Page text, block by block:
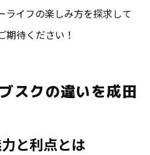
ライフの楽しみ方を探求して
期待ください！
スクの違いを成田
と利点とは